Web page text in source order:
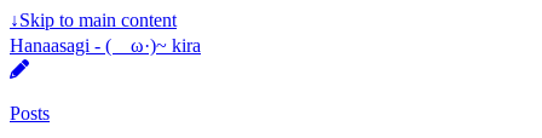
↓Skip to main content
Hanaasagi - (ゝω·)~ kira
Posts